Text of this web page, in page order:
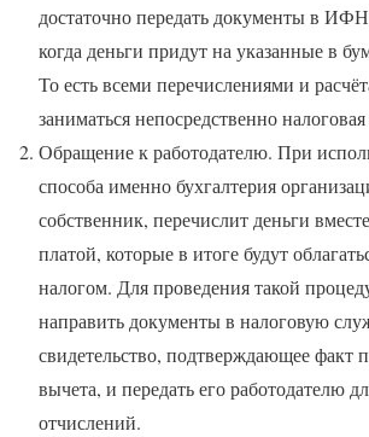
достаточно передать документы в
когда деньги придут на указанные в
То есть всеми перечислениями и
заниматься непосредственно
Обращение к работодателю. При
способа именно бухгалтерия
собственник, перечислит деньги
платой, которые в итоге будут
налогом. Для проведения такой
направить документы в налоговую
свидетельство, подтверждающее факт
вычета, и передать его работодателю
отчислений.